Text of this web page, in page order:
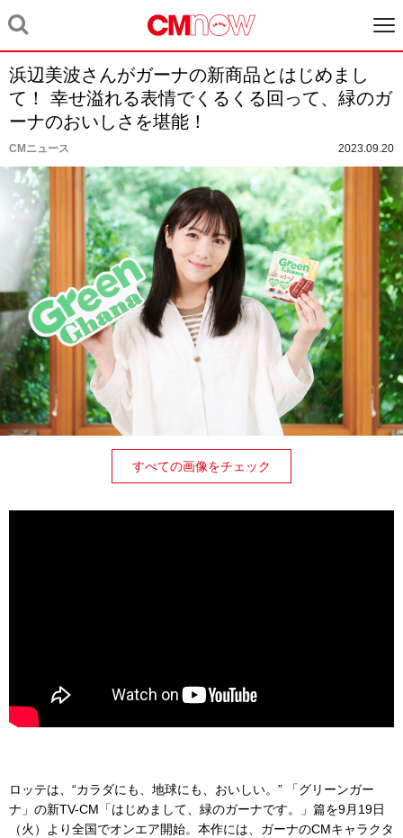
浜辺美波さんがガーナの新商品とはじめまし
て！ 幸せ溢れる表情でくるくる回って、緑のガ
ーナのおいしさを堪能！
CMニュース 2023.09.20
すべての画像をチェック
ロッテは、“カラダにも、地球にも、おいしい。” 「グリーンガー
ナ」の新TV-CM「はじめまして、緑のガーナです。」篇を9月19日
（火）より全国でオンエア開始。本作には、ガーナのCMキャラクタ